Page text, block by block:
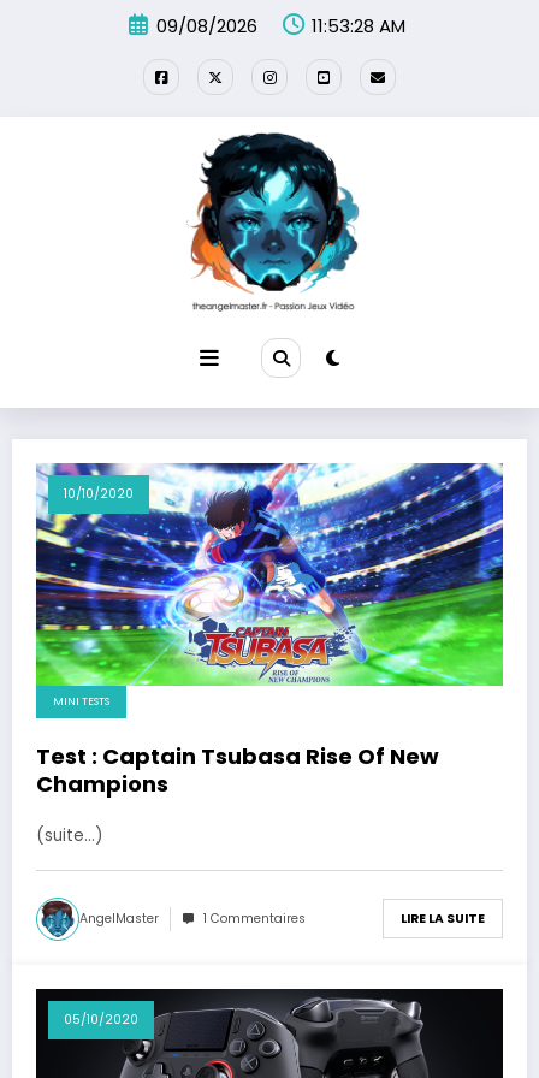
09/08/2026 11:53:30 AM
10/10/2020
MINI TESTS
Test : Captain Tsubasa Rise Of New
Champions
(suite…)
AngelMaster 1 Commentaires LIRE LA SUITE
05/10/2020